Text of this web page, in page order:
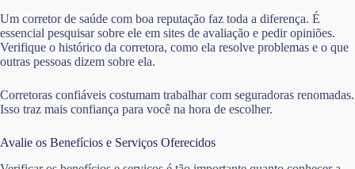
Um corretor de saúde com boa reputação faz toda a diferença. É
essencial pesquisar sobre ele em sites de avaliação e pedir opiniões.
Verifique o histórico da corretora, como ela resolve problemas e o que
outras pessoas dizem sobre ela.
Corretoras confiáveis costumam trabalhar com seguradoras renomadas.
Isso traz mais confiança para você na hora de escolher.
Avalie os Benefícios e Serviços Oferecidos